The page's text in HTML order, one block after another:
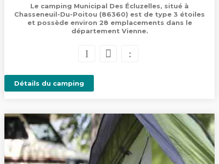
Le camping Municipal Des Écluzelles, situé à
Chasseneuil-Du-Poitou (86360) est de type 3 étoiles
et possède environ 28 emplacements dans le
département Vienne.
Détails du camping